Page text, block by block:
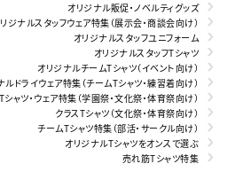
オリジナル販促・ノベルティグッズ
ジナルスタッフウェア特集（展示会・商談会向け）
オリジナルスタッフユニフォーム
オリジナルスタッフTシャツ
オリジナルチームTシャツ（イベント向け）
ルドライウェア特集（チームTシャツ・練習着向け）
ャツ・ウェア特集（学園祭・文化祭・体育祭向け）
クラスTシャツ（文化祭・体育祭向け）
チームTシャツ特集（部活・サークル向け）
オリジナルTシャツをオンスで選ぶ
売れ筋Tシャツ特集